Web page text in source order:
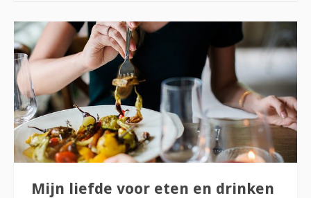
Mijn liefde voor eten en drinken